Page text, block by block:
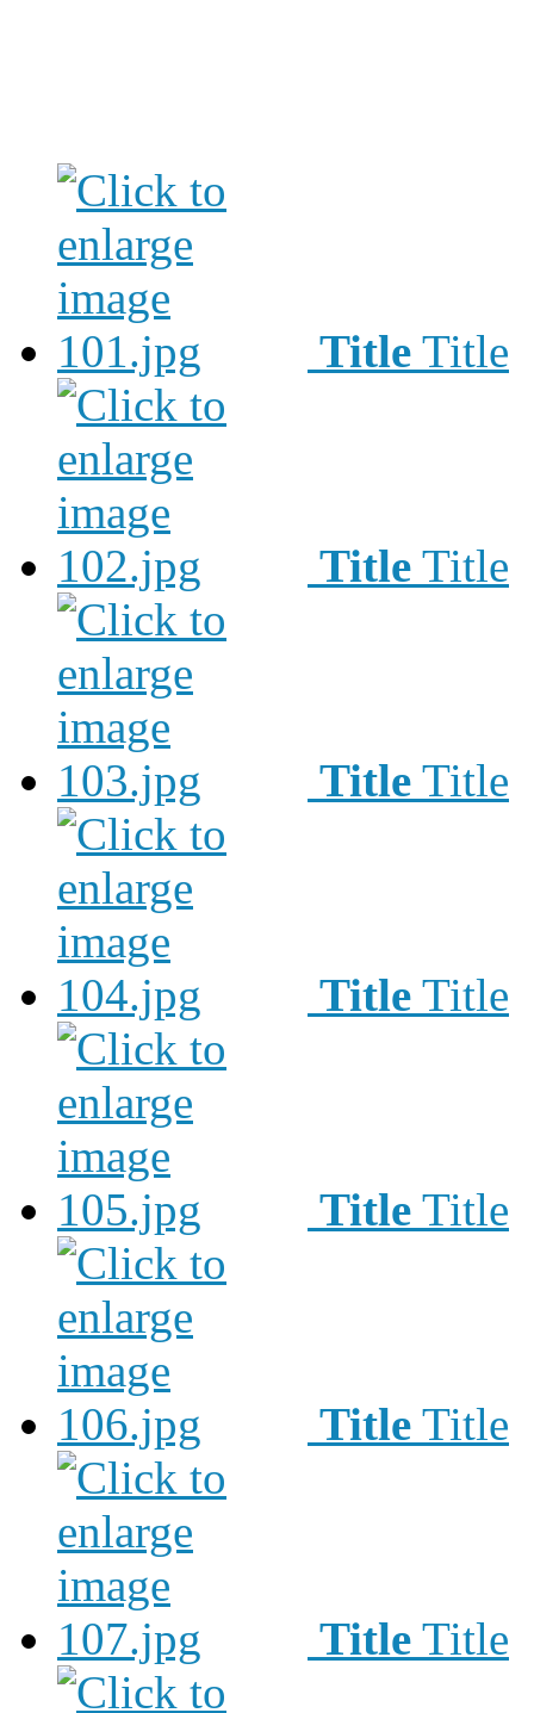
Title Title
Title Title
Title Title
Title Title
Title Title
Title Title
Title Title